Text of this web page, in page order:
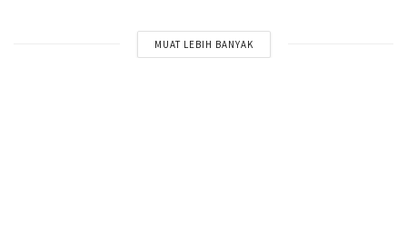
MUAT LEBIH BANYAK